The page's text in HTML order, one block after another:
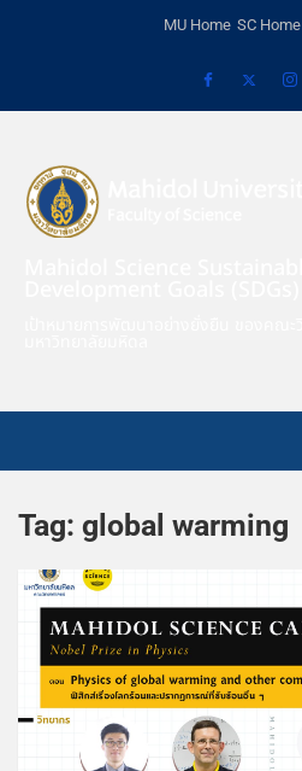
MU Home SC Home
Tag: global warming